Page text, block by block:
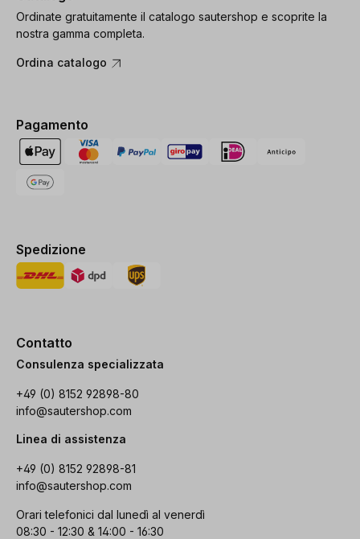
Ordinate gratuitamente il catalogo sautershop e scoprite la
nostra gamma completa.
Ordina catalogo
Pagamento
Spedizione
Contatto
Consulenza specializzata
+49 (0) 8152 92898-80
info@sautershop.com
Linea di assistenza
+49 (0) 8152 92898-81
info@sautershop.com
Orari telefonici dal lunedì al venerdì
08:30 - 12:30 & 14:00 - 16:30